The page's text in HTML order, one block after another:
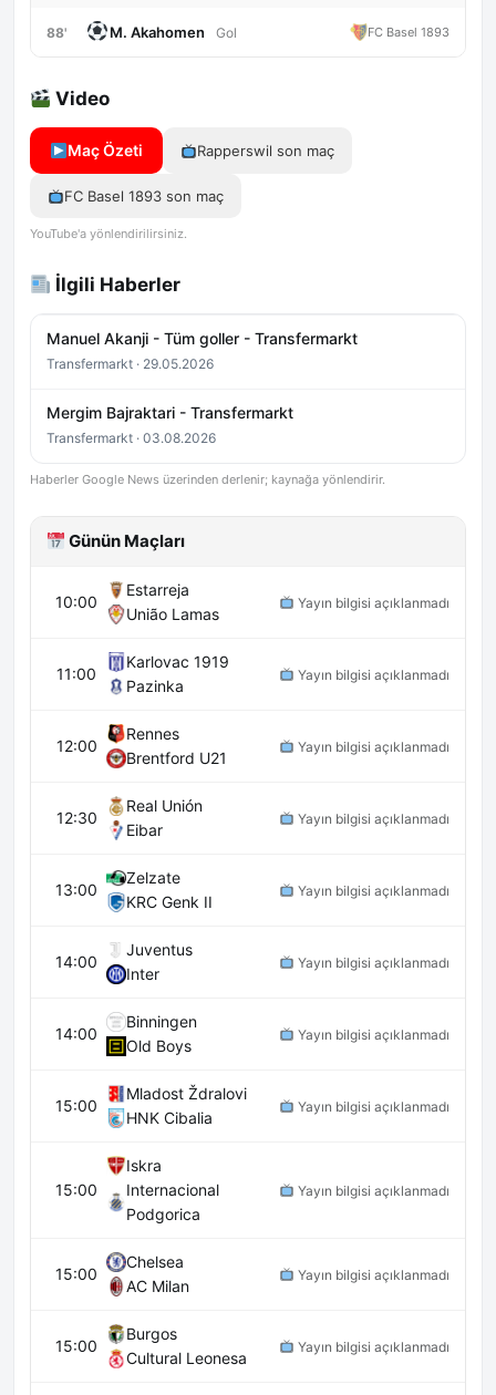
88' M. Akahomen Gol FC Basel 1893
Video
Maç Özeti Rapperswil son maç
FC Basel 1893 son maç
YouTube'a yönlendirilirsiniz.
İlgili Haberler
Manuel Akanji - Tüm goller - Transfermarkt
Transfermarkt · 29.05.2026
Mergim Bajraktari - Transfermarkt
Transfermarkt · 03.08.2026
Haberler Google News üzerinden derlenir; kaynağa yönlendirir.
Günün Maçları
10:00
Estarreja
União Lamas
Yayın bilgisi açıklanmadı
11:00
Karlovac 1919
Pazinka
Yayın bilgisi açıklanmadı
12:00
Rennes
Brentford U21
Yayın bilgisi açıklanmadı
12:30
Real Unión
Eibar
Yayın bilgisi açıklanmadı
13:00
Zelzate
KRC Genk II
Yayın bilgisi açıklanmadı
14:00
Juventus
Inter
Yayın bilgisi açıklanmadı
14:00
Binningen
Old Boys
Yayın bilgisi açıklanmadı
15:00
Mladost Ždralovi
HNK Cibalia
Yayın bilgisi açıklanmadı
15:00
Iskra
Internacional
Podgorica
Yayın bilgisi açıklanmadı
15:00
Chelsea
AC Milan
Yayın bilgisi açıklanmadı
15:00
Burgos
Cultural Leonesa
Yayın bilgisi açıklanmadı